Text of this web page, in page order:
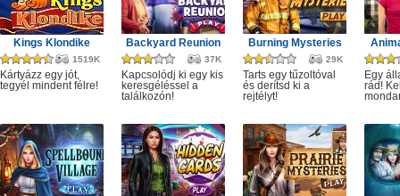
Kings Klondike
1519K
Kártyázz egy jót,
tegyél mindent félre!
Backyard Reunion
37K
Kapcsolódj ki egy kis
keresgéléssel a
találkozón!
Burning Mysteries
29K
Tarts egy tűzoltóval
és derítsd ki a
rejtélyt!
Egy
rád!